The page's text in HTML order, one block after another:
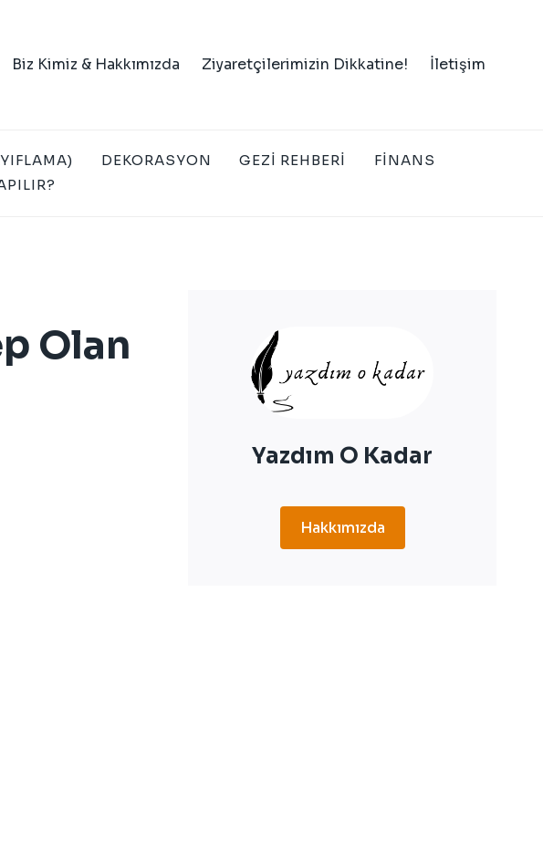
Biz Kimiz & Hakkımızda Ziyaretçilerimizin Dikkatine! İletişim
DEKORASYON GEZI REHBERI
FINANS
Olan
Yazdım O Kadar
Hakkımızda